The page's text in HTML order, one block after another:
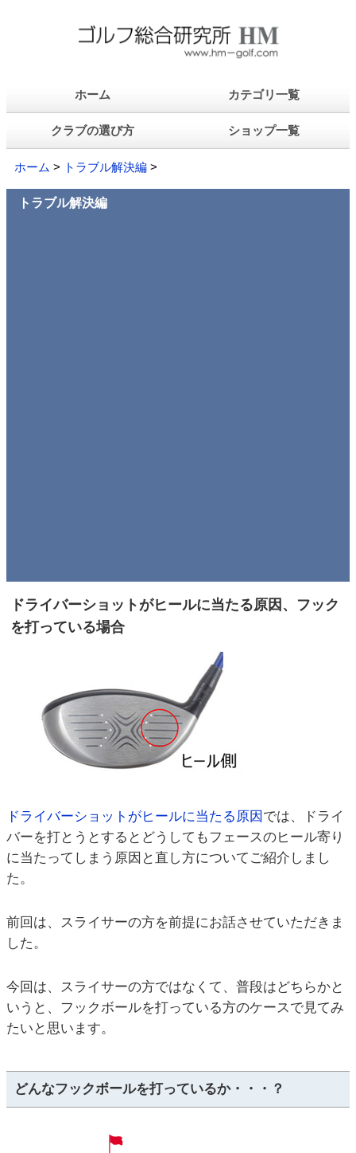
ホーム カテゴリ一覧
クラブの選び方 ショップ一覧
ホーム > トラブル解決編 >
トラブル解決編
ドライバーショットがヒールに当たる原因、フック
を打っている場合
ドライバーショットがヒールに当たる原因 では、ドライ
バーを打とうとするとどうしてもフェースのヒール寄り
に当たってしまう原因と直し方についてご紹介しまし
た。
前回は、スライサーの方を前提にお話させていただきま
した。
今回は、スライサーの方ではなくて、普段はどちらかと
いうと、フックボールを打っている方のケースで見てみ
たいと思います。
どんなフックボールを打っているか・・・？